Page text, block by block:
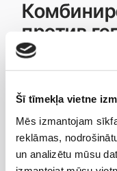
Šī tīmekļa vietne
Mēs izmantojam
reklāmas,
un analizētu mūsu
против
В некоторых
которым
Это может быть
требуется более
вирусных